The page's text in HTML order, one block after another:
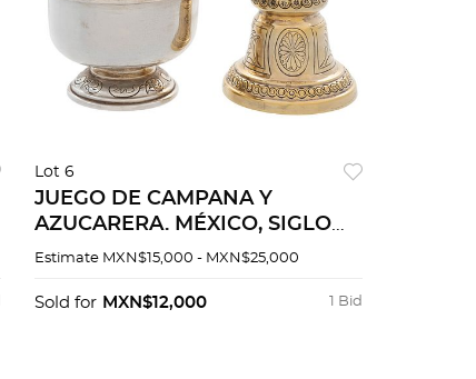
Lot 6
JUEGO DE CAMPANA Y
AZUCARERA. MÉXICO, SIGLO
XX. Elaboradas en plata TANE,
vermeil Numeradas. Peso 456
Estimate MXN$15,000 - MXN$25,000
1 Bid
Sold for MXN$12,000